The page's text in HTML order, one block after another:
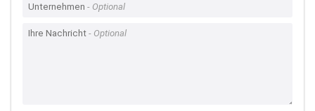
Unternehmen
Ihre Nachricht